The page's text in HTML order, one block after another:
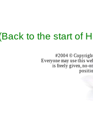
to the start of
#2004 ©
Everyone may use this
is freely given, no-